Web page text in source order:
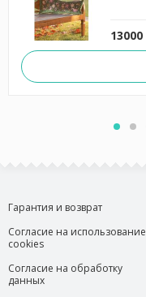
Гарантия и возврат
Согласие на использование
cookies
Согласие на обработку
данных